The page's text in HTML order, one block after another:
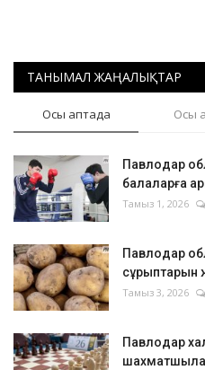
ТАНЫМАЛ ЖАҢАЛЫҚТАР
Осы аптада Осы
Павлодар
балаларға
Тамыз 1, 2026
Павлодар
сұрыптарын
Тамыз 3, 2026
Павлодар